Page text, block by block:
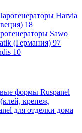
Harvia
18
Sawo
(Германия) 97
10
формы Ruspanel
крепеж,
для отделки дома